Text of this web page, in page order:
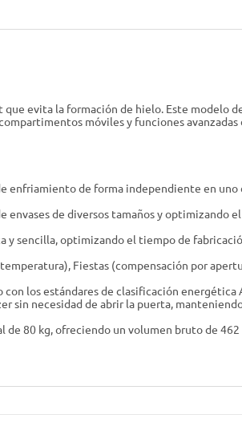
evita la formación de hielo. Este modelo
móviles y funciones
de forma independiente en uno
de diversos tamaños y optimizando
sencilla, optimizando el tiempo de
Fiestas (compensación por
los estándares de clasificación energética
sin necesidad de abrir la puerta,
de 80 kg, ofreciendo un volumen bruto de